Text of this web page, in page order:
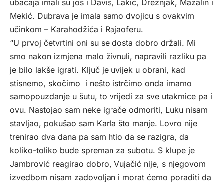
ubačaja imali su još i Davis, Lakić, Drežnjak, Mazalin i
Mekić. Dubrava je imala samo dvojicu s ovakvim
učinkom – Karahodžića i Rajaoferu.
“U prvoj četvrtini oni su se dosta dobro držali. Mi
smo nakon izmjena malo živnuli, napravili razliku pa
je bilo lakše igrati. Ključ je uvijek u obrani, kad
stisnemo, skočimo i nešto istrčimo onda imamo
samopouzdanje u šutu, to vrijedi za sve utakmice pa i
ovu. Nastojao sam neke igrače odmoriti, Luku nisam
stavljao, pokušao sam Karla što manje. Lovro nije
trenirao dva dana pa sam htio da se razigra, da
koliko-toliko bude spreman za subotu. S klupe je
Jambrović reagirao dobro, Vujačić nije, s njegovom
izvedbom nisam zadovoljan i morat ćemo poraditi da